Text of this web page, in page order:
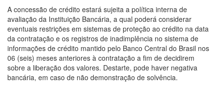
A concessão de crédito estará sujeita a política interna de
avaliação da Instituição Bancária, a qual poderá considerar
eventuais restrições em sistemas de proteção ao crédito na data
da contratação e os registros de inadimplência no sistema de
informações de crédito mantido pelo Banco Central do Brasil nos
06 (seis) meses anteriores à contratação a fim de decidirem
sobre a liberação dos valores. Destarte, pode haver negativa
bancária, em caso de não demonstração de solvência.